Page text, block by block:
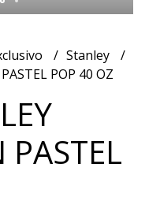
Stanley
POP 40 OZ
PASTEL